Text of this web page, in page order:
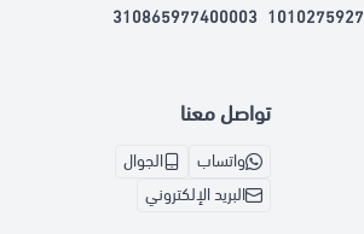
1010275927
310865977400003
تواصل معنا
واتساب
الجوال
البريد الإلكتروني